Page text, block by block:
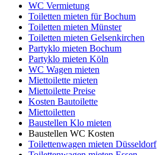
WC Vermietung
Toiletten mieten für Bochum
Toiletten mieten Münster
Toiletten mieten Gelsenkirchen
Partyklo mieten Bochum
Partyklo mieten Köln
WC Wagen mieten
Miettoilette mieten
Miettoilette Preise
Kosten Bautoilette
Miettoiletten
Baustellen Klo mieten
Baustellen WC Kosten
Toilettenwagen mieten Düsseldorf